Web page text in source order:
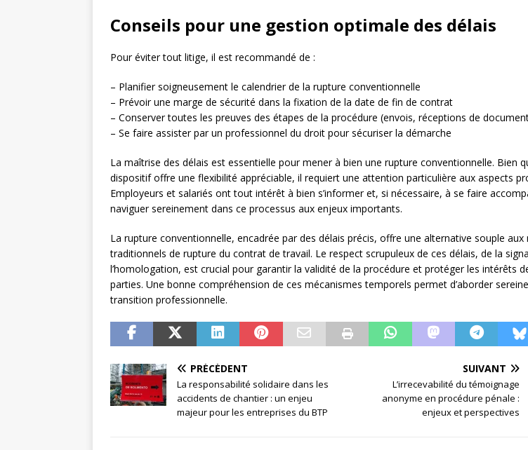
Conseils pour une gestion optimale des délais
Pour éviter tout litige, il est recommandé de :
– Planifier soigneusement le calendrier de la rupture conventionnelle
– Prévoir une marge de sécurité dans la fixation de la date de fin de contrat
– Conserver toutes les preuves des étapes de la procédure (envois, réceptions de
– Se faire assister par un professionnel du droit pour sécuriser la démarche
La maîtrise des délais est essentielle pour mener à bien une rupture conventionnelle. Bien
dispositif offre une flexibilité appréciable, il requiert une attention particulière aux aspects
Employeurs et salariés ont tout intérêt à bien s’informer et, si nécessaire, à se faire
naviguer sereinement dans ce processus aux enjeux importants.
La rupture conventionnelle, encadrée par des délais précis, offre une alternative souple aux
traditionnels de rupture du contrat de travail. Le respect scrupuleux de ces délais, de la
l’homologation, est crucial pour garantir la validité de la procédure et protéger les intérêts
parties. Une bonne compréhension de ces mécanismes temporels permet d’aborder
transition professionnelle.
PRÉCÉDENT
La responsabilité solidaire dans les
accidents de chantier : un enjeu
majeur pour les entreprises du BTP
SUIVANT
L’irrecevabilité du témoignage
anonyme en procédure pénale :
enjeux et perspectives